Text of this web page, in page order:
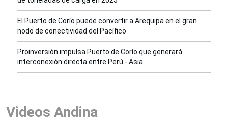
El Puerto de Corío puede convertir a Arequipa en el gran
nodo de conectividad del Pacífico
Proinversión impulsa Puerto de Corío que generará
interconexión directa entre Perú - Asia
Videos Andina